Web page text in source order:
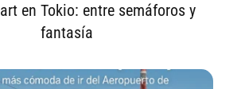
en Tokio: entre semáforos y
fantasía